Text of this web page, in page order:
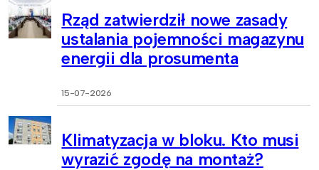
Rząd zatwierdził nowe zasady
ustalania pojemności magazynu
energii dla prosumenta
15-07-2026
Klimatyzacja w bloku. Kto musi
wyrazić zgodę na montaż?